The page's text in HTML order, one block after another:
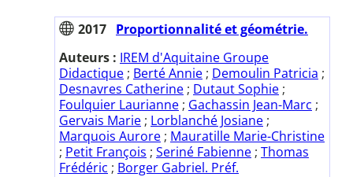
2017 Proportionnalité et géométrie.
Auteurs : IREM d'Aquitaine Groupe
Didactique ; Berté Annie ; Demoulin Patricia ;
Desnavres Catherine ; Dutaut Sophie ;
Foulquier Laurianne ; Gachassin Jean-Marc ;
Gervais Marie ; Lorblanché Josiane ;
Marquois Aurore ; Mauratille Marie-Christine
; Petit François ; Seriné Fabienne ; Thomas
Frédéric ; Borger Gabriel. Préf.